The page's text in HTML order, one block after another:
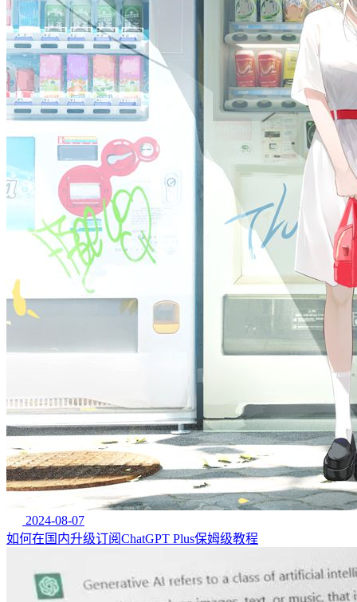
2024-08-07
如何在国内升级订阅ChatGPT Plus保姆级教程